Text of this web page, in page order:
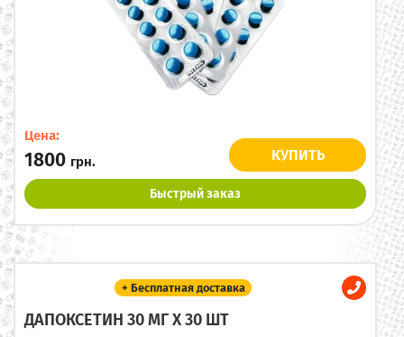
Цена:
1800 грн. КУПИТЬ
Быстрый заказ
+ Бесплатная доставка
ДАПОКСЕТИН 30 МГ X 30 ШТ